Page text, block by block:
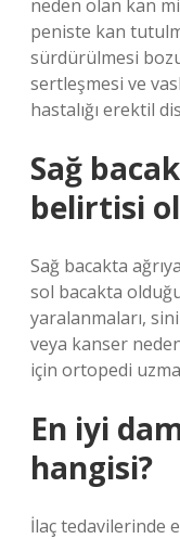
neden olan kan
peniste kan
sürdürülmesi
sertleşmesi ve
hastalığı erektil
Sağ
belirtisi
Sağ bacakta
sol bacakta
yaralanmaları,
veya kanser
için ortopedi
En iyi
hangisi?
İlaç tedavilerinde